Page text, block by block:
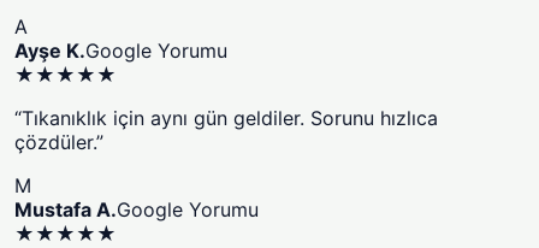
A
Ayşe K.Google Yorumu
★★★★★
“Tıkanıklık için aynı gün geldiler. Sorunu hızlıca
çözdüler.”
M
Mustafa A.Google Yorumu
★★★★★